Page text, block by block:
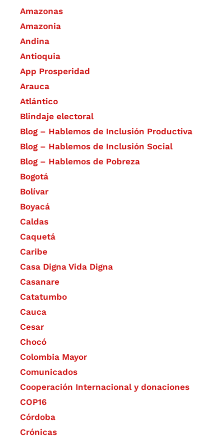
Amazonas
Amazonia
Andina
Antioquia
App Prosperidad
Arauca
Atlántico
Blindaje electoral
Blog – Hablemos de Inclusión Productiva
Blog – Hablemos de Inclusión Social
Blog – Hablemos de Pobreza
Bogotá
Bolívar
Boyacá
Caldas
Caquetá
Caribe
Casa Digna Vida Digna
Casanare
Catatumbo
Cauca
Cesar
Chocó
Colombia Mayor
Comunicados
Cooperación Internacional y donaciones
COP16
Córdoba
Crónicas